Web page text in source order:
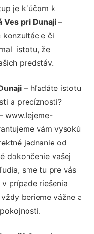
je kľúčom k
Ves pri Dunaji –
konzultácie či
istotu, že
predstáv.
– hľadáte istotu
a precíznosti?
www.lejeme-
vám vysokú
jednanie od
dokončenie vašej
sme tu pre vás
prípade riešenia
berieme vážne a